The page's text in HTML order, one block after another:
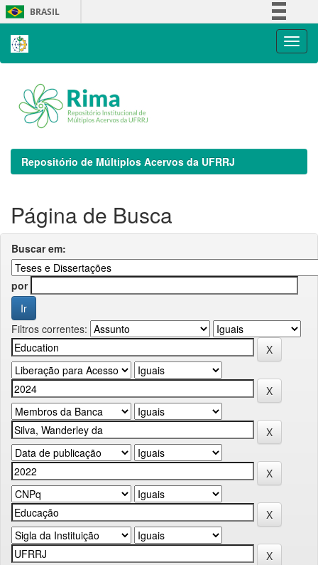
Skip
navigation
BRASIL
Repositório de Múltiplos Acervos da UFRRJ
Página de Busca
Buscar em:
por
Filtros correntes: